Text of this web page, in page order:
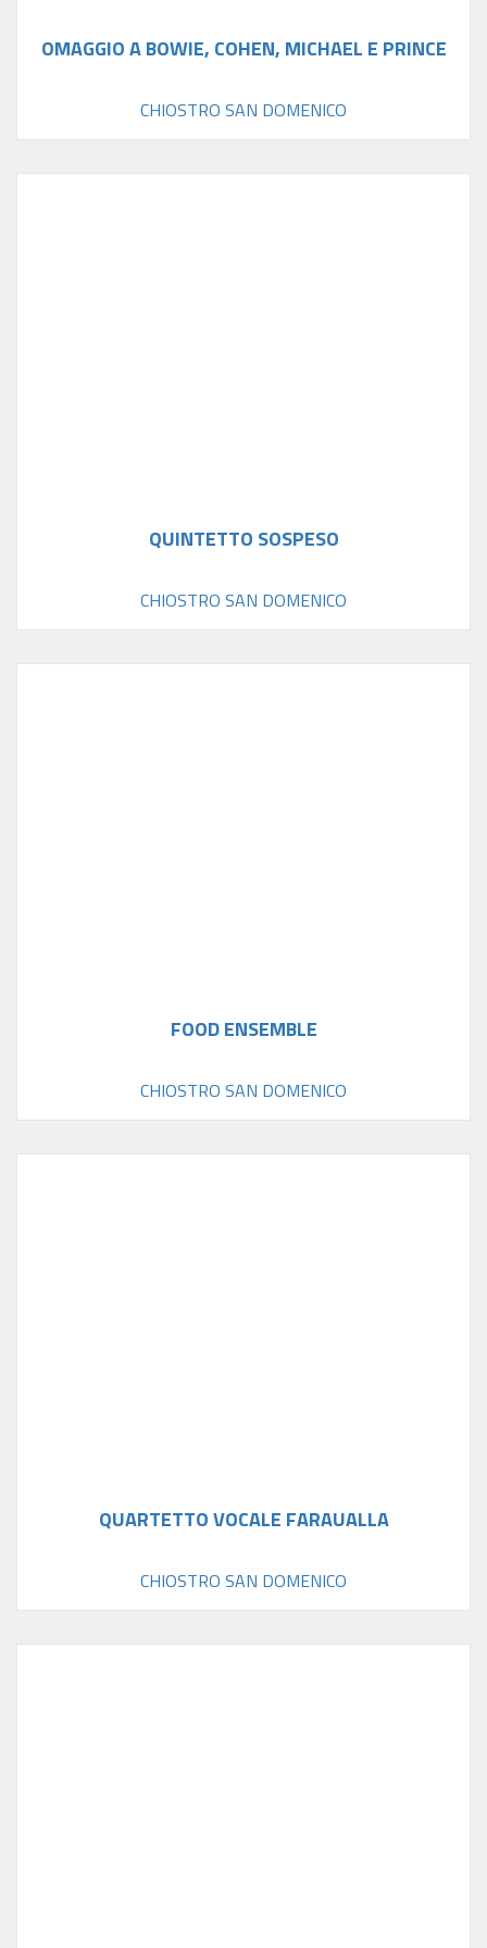
OMAGGIO A BOWIE, COHEN, MICHAEL E PRINCE
CHIOSTRO SAN DOMENICO
QUINTETTO SOSPESO
CHIOSTRO SAN DOMENICO
FOOD ENSEMBLE
CHIOSTRO SAN DOMENICO
QUARTETTO VOCALE FARAUALLA
CHIOSTRO SAN DOMENICO